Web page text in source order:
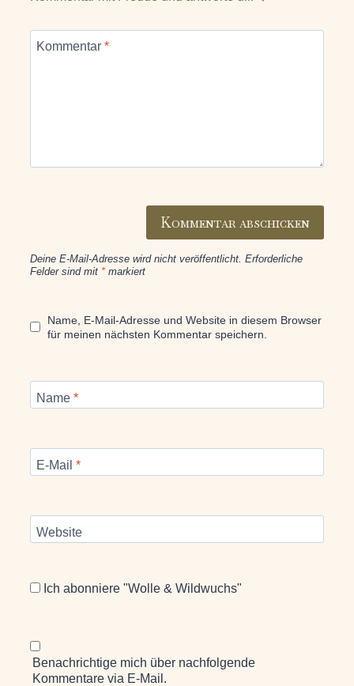
Deine E-Mail-Adresse wird nicht veröffentlicht. Erforderliche
Felder sind mit *markiert
Kommentar *
Name *
E-Mail *
Website
Name, E-Mail-Adresse und Website in diesem Browser
für meinen nächsten Kommentar speichern.
Ich abonniere "Wolle & Wildwuchs"
Benachrichtige mich über nachfolgende
Kommentare via E-Mail.